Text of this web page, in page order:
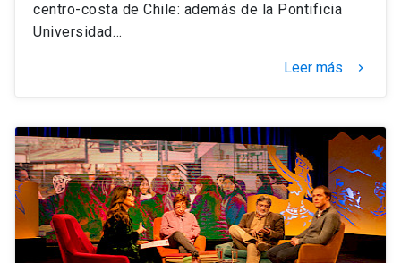
centro-costa de Chile: además de la Pontificia
Universidad…
Leer más keyboard_arrow_right